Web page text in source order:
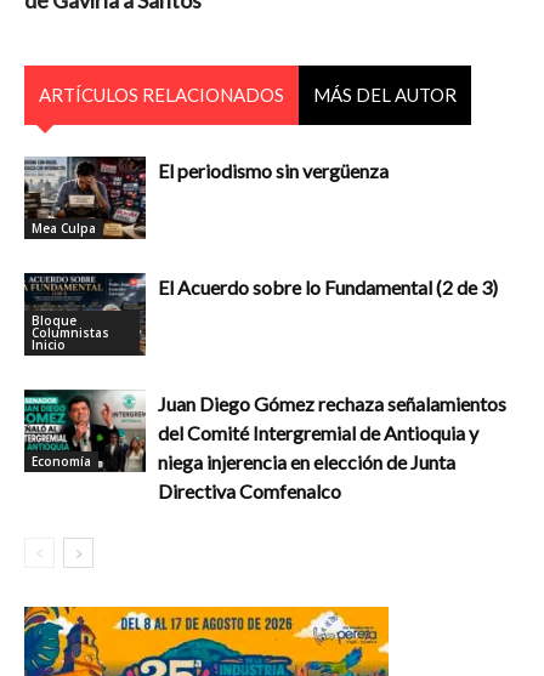
ARTÍCULOS RELACIONADOS MÁS DEL AUTOR
Mea Culpa
El periodismo sin vergüenza
Bloque
Columnistas
Inicio
El Acuerdo sobre lo Fundamental (2 de 3)
Economía
Juan Diego Gómez rechaza señalamientos
del Comité Intergremial de Antioquia y
niega injerencia en elección de Junta
Directiva Comfenalco